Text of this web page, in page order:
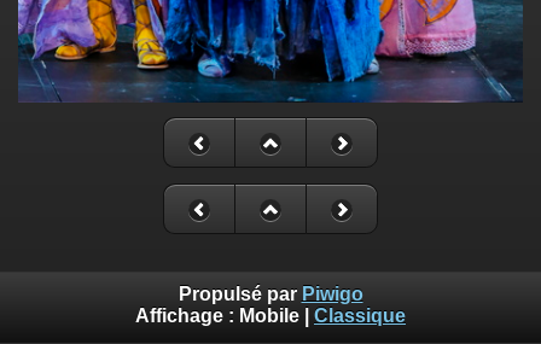
Propulsé par Piwigo
Affichage : Mobile Classique